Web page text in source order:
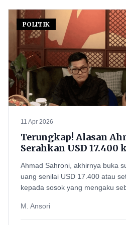
POLITIK
11 Apr 2026
Terungkap! Alasan
Serahkan USD 17.400
Ahmad Sahroni, akhirnya buka
uang senilai USD 17.400 atau
kepada sosok yang mengaku
M. Ansori